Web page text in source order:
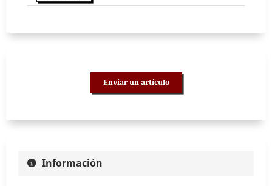
Enviar un artículo
Información